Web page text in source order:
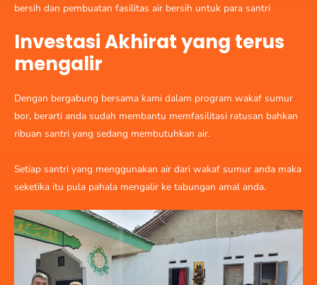
bersih dan pembuatan fasilitas air bersih untuk para santri
Investasi Akhirat yang terus
mengalir
Dengan bergabung bersama kami dalam program wakaf sumur
bor, berarti anda sudah membantu memfasilitasi ratusan bahkan
ribuan santri yang sedang membutuhkan air.
Setiap santri yang menggunakan air dari wakaf sumur anda maka
seketika itu pula pahala mengalir ke tabungan amal anda.